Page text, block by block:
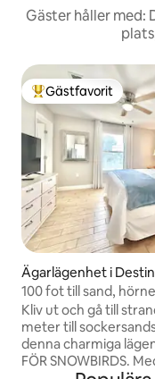
Gäster håller med:
Populär gästfavorit
Gästfavorit
Ägarlägenhet i Destin
100 fot till sand,
utsikt över
Kliv ut och gå till
meter till
denna charmiga
FÖR SNOWBIRDS.